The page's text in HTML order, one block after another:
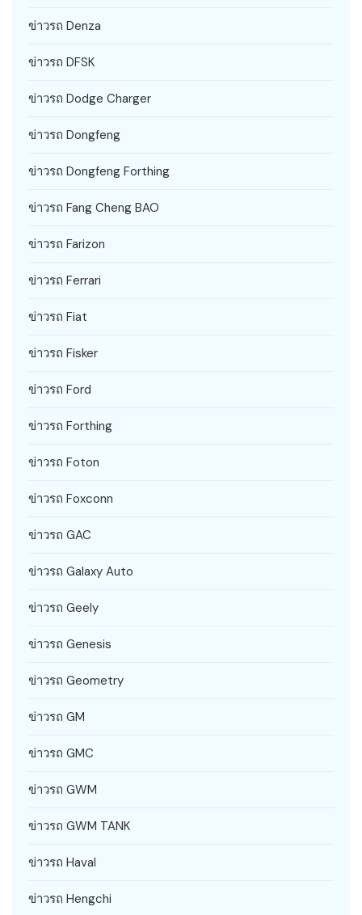
ข่าวรถ Denza
ข่าวรถ DFSK
ข่าวรถ Dodge Charger
ข่าวรถ Dongfeng
ข่าวรถ Dongfeng Forthing
ข่าวรถ Fang Cheng BAO
ข่าวรถ Farizon
ข่าวรถ Ferrari
ข่าวรถ Fiat
ข่าวรถ Fisker
ข่าวรถ Ford
ข่าวรถ Forthing
ข่าวรถ Foton
ข่าวรถ Foxconn
ข่าวรถ GAC
ข่าวรถ Galaxy Auto
ข่าวรถ Geely
ข่าวรถ Genesis
ข่าวรถ Geometry
ข่าวรถ GM
ข่าวรถ GMC
ข่าวรถ GWM
ข่าวรถ GWM TANK
ข่าวรถ Haval
ข่าวรถ Hengchi